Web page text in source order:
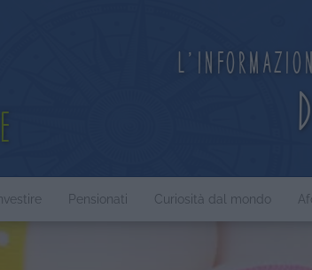
Pensionati Curiosità dal mondo